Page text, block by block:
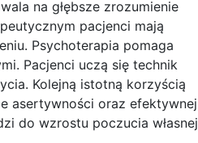
na głębsze zrozumienie
pacjenci mają
Psychoterapia pomaga
Pacjenci uczą się technik
Kolejną istotną korzyścią
asertywności oraz efektywnej
do wzrostu poczucia własnej